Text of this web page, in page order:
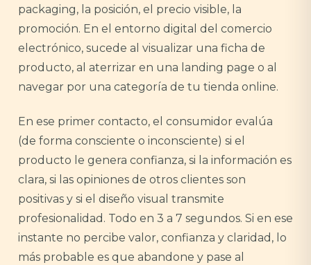
packaging, la posición, el precio visible, la
promoción. En el entorno digital del comercio
electrónico, sucede al visualizar una ficha de
producto, al aterrizar en una landing page o al
navegar por una categoría de tu tienda online.
En ese primer contacto, el consumidor evalúa
(de forma consciente o inconsciente) si el
producto le genera confianza, si la información es
clara, si las opiniones de otros clientes son
positivas y si el diseño visual transmite
profesionalidad. Todo en 3 a 7 segundos. Si en ese
instante no percibe valor, confianza y claridad, lo
más probable es que abandone y pase al